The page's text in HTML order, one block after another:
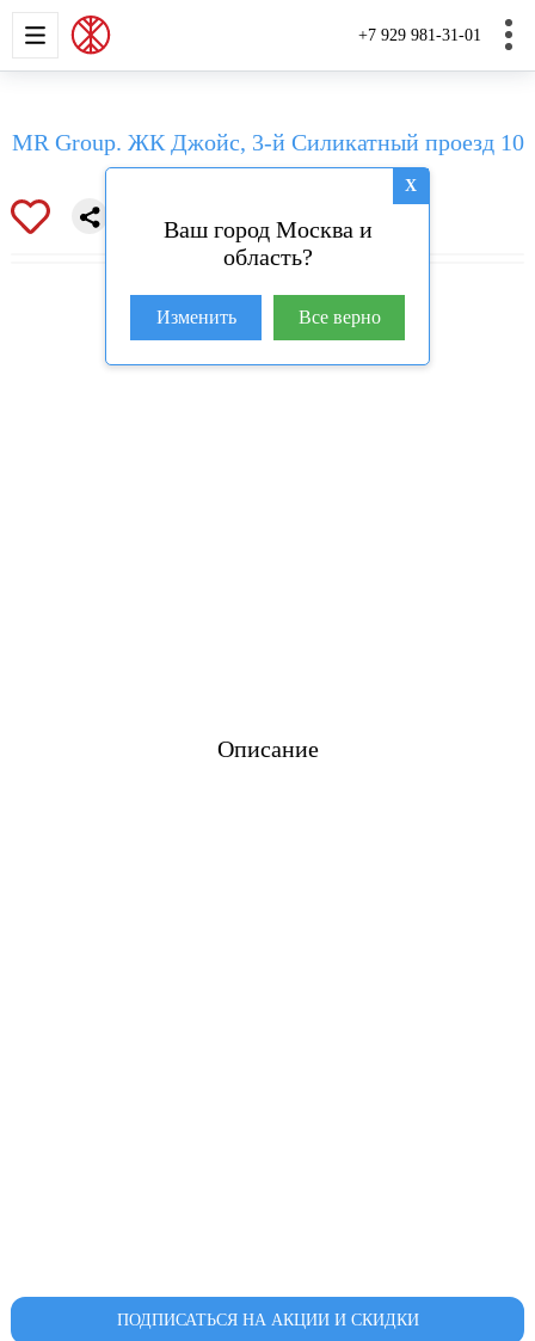
+7 929 981-31-01
НОВОСТРОЙКИ ДОМА И
X
Ваш город Москва и
область?
Изменить Все верно
MR Group. ЖК Джойс, 3-й Силикатный проезд 10
Описание
ПОДПИСАТЬСЯ НА АКЦИИ И СКИДКИ